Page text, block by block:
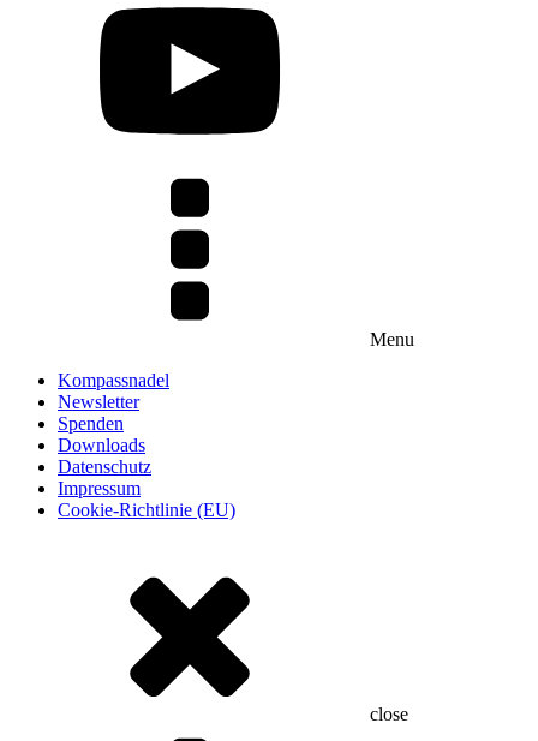
Menu
Kompassnadel
Newsletter
Spenden
Downloads
Datenschutz
Impressum
Cookie-Richtlinie (EU)
close